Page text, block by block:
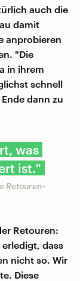
auch die
damit
anprobieren
"Die
in ihrem
schnell
dann zu
was
ist."
Retouren-
Retouren:
dass
nicht so. Wir
Diese